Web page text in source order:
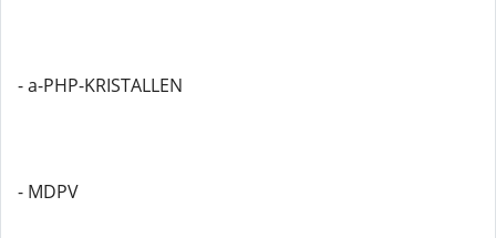
- a-PHP-KRISTALLEN
- MDPV